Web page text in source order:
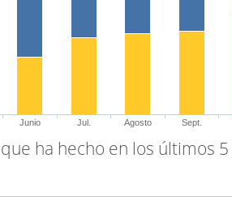
Junio Jul. Agosto Sept.
ha hecho en los últimos 5